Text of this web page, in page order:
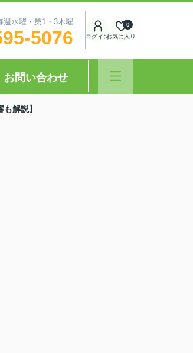
水曜・第1・3木曜
5076 ログインお気に入り
0
お問い合わせ
解説】